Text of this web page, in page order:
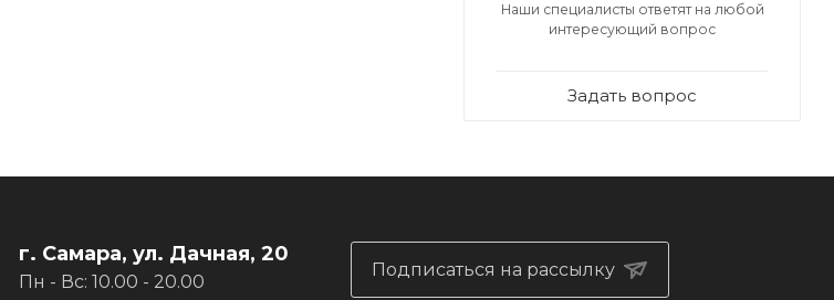
Наши специалисты ответят на любой
интересующий вопрос
Задать вопрос
г. Самара, ул. Дачная, 20
Пн - Вс: 10.00 - 20.00
Подписаться на рассылку